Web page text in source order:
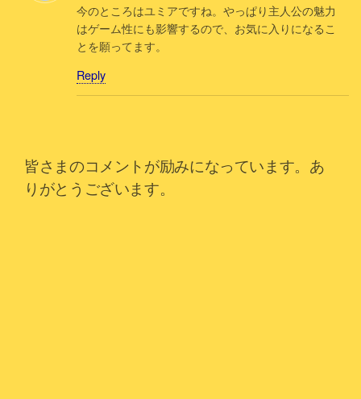
今のところはユミアですね。やっぱり主人公の魅力
はゲーム性にも影響するので、お気に入りになるこ
とを願ってます。
Reply
皆さまのコメントが励みになっています。あ
りがとうございます。